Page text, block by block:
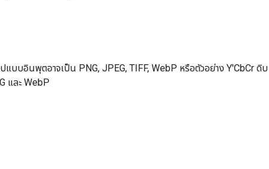
บบอินพุตอาจเป็น PNG, JPEG, TIFF, WebP หรือตัวอย่าง Y'CbCr ดิบ
และ WebP